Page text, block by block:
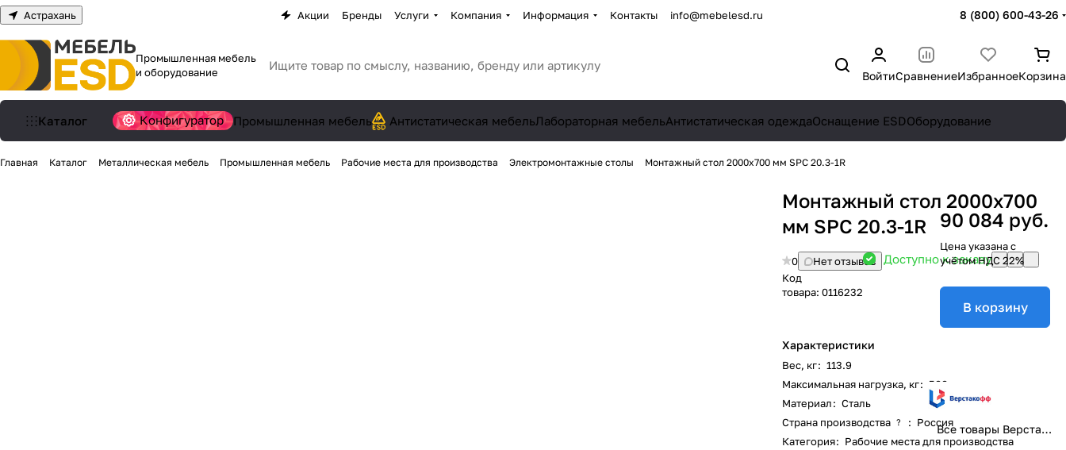
Астрахань Акции Бренды Услуги Компания Информация Контакты info@mebelesd.ru 8 (800) 600-43-26
Промышленная мебель
и оборудование
ВойтиСравнениеИзбранноеКорзина
Каталог Конфигуратор Промышленная мебель Антистатическая мебельЛабораторная мебельАнтистатическая одеждаОснащение ESDОборудование
Главная Каталог Металлическая мебель Промышленная мебель Рабочие места для производства Электромонтажные столы Монтажный стол 2000х700 мм SPC 20.3-1R
Монтажный стол 2000х700
мм SPC 20.3-1R
0
Нет отзывов
Код
товара: 0116232
Доступно к заказу
Характеристики
Вес, кг: 113.9
Максимальная нагрузка, кг: 500
Материал: Сталь
Страна производства ? : Россия
Категория: Рабочие места для производства
90 084 руб.
Цена указана с
учётом НДС 22%
В корзину
Все товары Верстакофф